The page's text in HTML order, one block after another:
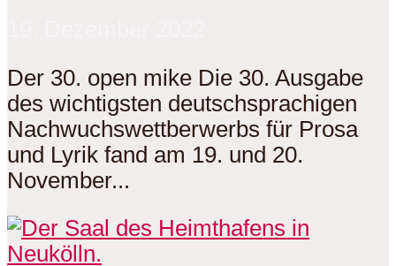
Der 30. open mike Die 30. Ausgabe
des wichtigsten deutschsprachigen
Nachwuchswettberwerbs für Prosa
und Lyrik fand am 19. und 20.
November...